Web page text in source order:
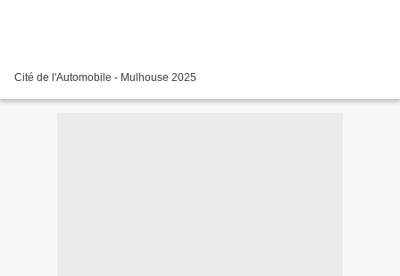
Cité de l'Automobile - Mulhouse 2025